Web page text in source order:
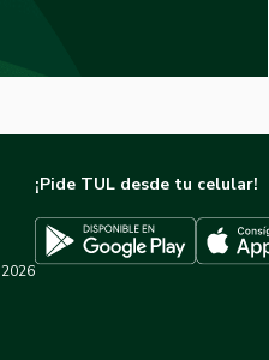
2026
¡Pide TUL desde tu celular!
Descargar TUL en Google Play